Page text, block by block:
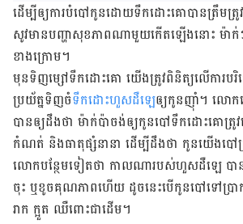
ដើម្បី​ឲ្យ​ការ​បំបៅ​កូន​ដោយ​ទឹកដោះ​គោ​បាន​ត្រឹមត្
សូវ​មាន​បញ្ហា​សុខភាព​ណា​មួយ​កើត​ឡើង​នោះ ម៉ា
ខាង​ក្រោម។
មុន​ទិញ​ម្សៅ​ទឹក​ដោះគោ យើង​ត្រូវ​ពិនិត្យ​លើ​ការ​បរិ
ប្រយ័ត្ន​ទិញ​ចំ​ទឹកដោះ​ហួស​ដឺឡេ​ឲ្យ​កូន​ញ៉ាំ។ លោក​វ
បាន​ឲ្យ​ដឹង​ថា ម៉ាក់​ប៉ា​ចង់​ឲ្យ​កូន​បៅ​ទឹក​ដោះ​គោ​ត្រូ
កំណត់ និង​ធាតុ​ផ្សំ​នានា ដើម្បី​ដឹង​ថា កូន​យើង​បៅ​ត្
លោក​បន្ថែម​ទៀត​ថា កាល​ណា​របស់​ហួស​ដឺឡេ បា
ចុះ ឬ​ខូច​គុណភាព​ហើយ ដូចនេះ​បើ​កូន​បៅ​ទៅ​ប្រា
រាក ក្អួត ឈឺពោះ​ជា​ដើម។